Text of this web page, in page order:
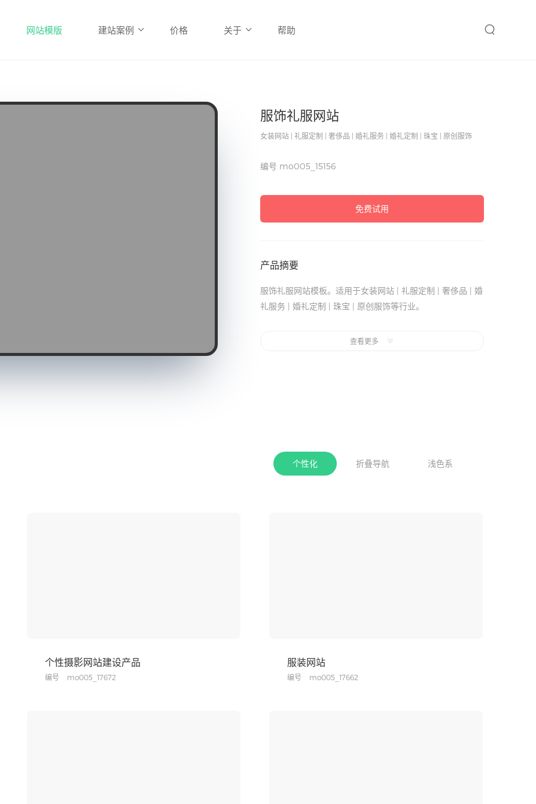
网站模版 建站案例 价格 关于 帮助
服饰礼服网站
女装网站 | 礼服定制 | 奢侈品 | 婚礼服务 | 婚礼定制 | 珠宝 | 原创服饰
编号 mo005_15156
免费试用
产品摘要
服饰礼服网站模板。适用于女装网站 | 礼服定制 | 奢侈品 | 婚
礼服务 | 婚礼定制 | 珠宝 | 原创服饰等行业。
网页风格：白色,汉堡导航,个性化。
查看更多
个性化 折叠导航 浅色系
个性摄影网站建设产品
编号 mo005_17672
服装网站
编号 mo005_17662